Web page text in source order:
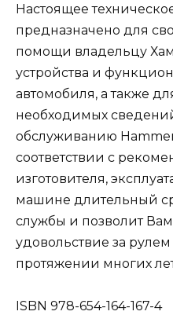
Настоящее
предназначено для
помощи владельцу
устройства и
автомобиля, а также
необходимых
обслуживанию Hammer
соответствии с
изготовителя,
машине длительный
службы и позволит
удовольствие за
протяжении многих
ISBN 978-654-164-167-4